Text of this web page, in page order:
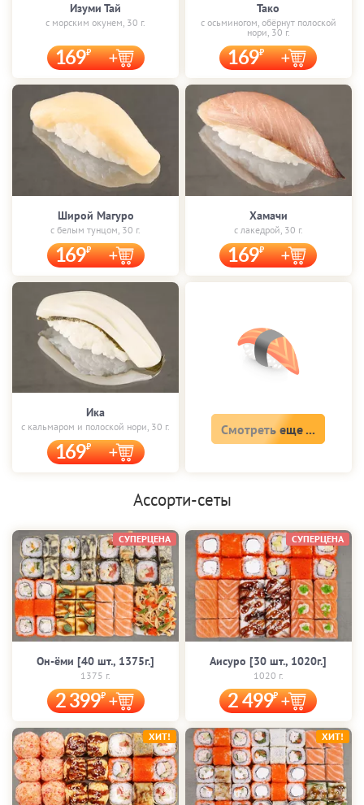
Изуми Тай
с морским окунем, 30 г.
169
Тако
с осьминогом, обёрнут полоской
нори, 30 г.
169
Широй Магуро
с белым тунцом, 30 г.
169
Хамачи
с лакедрой, 30 г.
169
Ика
с кальмаром и полоской нори, 30 г.
169
Смотреть еще ...
Ассорти-сеты
Он-ёми [40 шт., 1375г.]
1375 г.
2 399
СУПЕРЦЕНА
Аисуро [30 шт., 1020г.]
1020 г.
2 499
СУПЕРЦЕНА
ХИТ! ХИТ!